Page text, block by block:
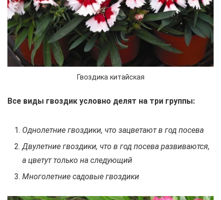
Гвоздика китайская
Все виды гвоздик условно делят на три группы:
Однолетние гвоздики, что зацветают в год посева
Двулетние гвоздики, что в год посева развиваются,
а цветут только на следующий
Многолетние садовые гвоздики